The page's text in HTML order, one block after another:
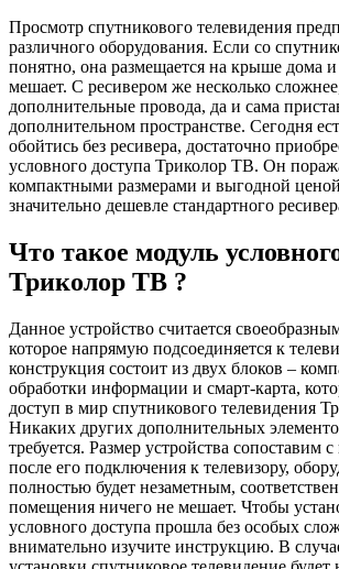
Просмотр спутникового телевидения
различного оборудования. Если со
понятно, она размещается на крыше дома
мешает. С ресивером же несколько
дополнительные провода, да и сама
дополнительном пространстве. Сегодня
обойтись без ресивера, достаточно
условного доступа Триколор ТВ. Он
компактными размерами и выгодной
значительно дешевле стандартного
Что такое модуль
Триколор ТВ ?
Данное устройство считается
которое напрямую подсоединяется к
конструкция состоит из двух блоков –
обработки информации и смарт-карта,
доступ в мир спутникового телевидения
Никаких других дополнительных
требуется. Размер устройства сопоставим
после его подключения к телевизору,
полностью будет незаметным,
помещения ничего не мешает. Чтобы
условного доступа прошла без особых
внимательно изучите инструкцию. В